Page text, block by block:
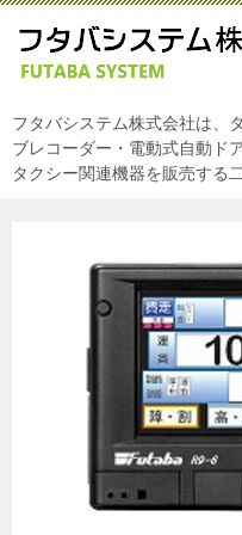
フタバシステム株式会社は、
ブレコーダー・電動式自動ド
タクシー関連機器を販売する